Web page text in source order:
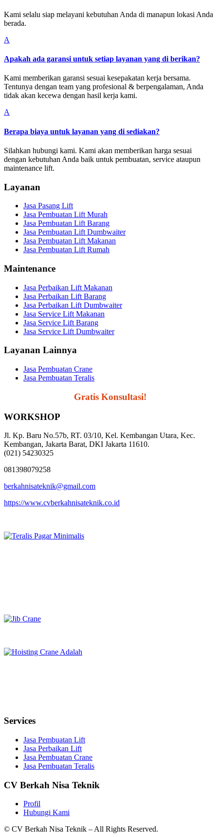
Kami selalu siap melayani kebutuhan Anda di manapun lokasi Anda
berada.
A
Apakah ada garansi untuk setiap layanan yang di berikan?
Kami memberikan garansi sesuai kesepakatan kerja bersama.
Tentunya dengan team yang profesional & berpengalaman, Anda
tidak akan kecewa dengan hasil kerja kami.
A
Berapa biaya untuk layanan yang di sediakan?
Silahkan hubungi kami. Kami akan memberikan harga sesuai
dengan kebutuhan Anda baik untuk pembuatan, service ataupun
maintenance lift.
Layanan
Jasa Pasang Lift
Jasa Pembuatan Lift Murah
Jasa Pembuatan Lift Barang
Jasa Pembuatan Lift Dumbwaiter
Jasa Pembuatan Lift Makanan
Jasa Pembuatan Lift Rumah
Maintenance
Jasa Perbaikan Lift Makanan
Jasa Perbaikan Lift Barang
Jasa Perbaikan Lift Dumbwaiter
Jasa Service Lift Makanan
Jasa Service Lift Barang
Jasa Service Lift Dumbwaiter
Layanan Lainnya
Jasa Pembuatan Crane
Jasa Pembuatan Teralis
Gratis Konsultasi!
WORKSHOP
Jl. Kp. Baru No.57b, RT. 03/10, Kel. Kembangan Utara, Kec.
Kembangan, Jakarta Barat, DKI Jakarta 11610.
(021) 54230325
081398079258
berkahnisateknik@gmail.com
https://www.cvberkahnisateknik.co.id
Services
Jasa Pembuatan Lift
Jasa Perbaikan Lift
Jasa Pembuatan Crane
Jasa Pembuatan Teralis
CV Berkah Nisa Teknik
Profil
Hubungi Kami
© CV Berkah Nisa Teknik – All Rights Reserved.